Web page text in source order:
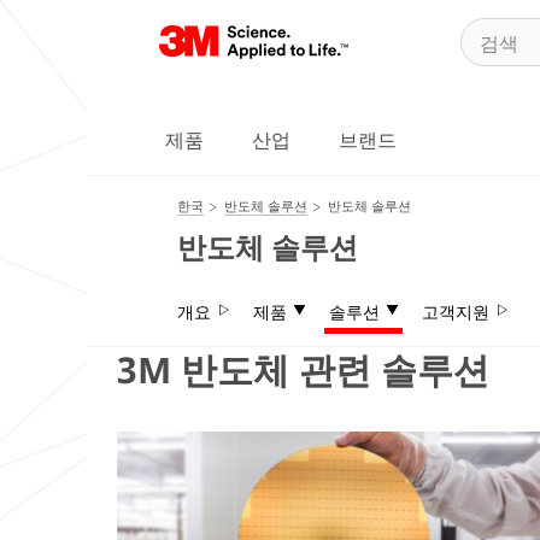
제품 산업 브랜드
한국 반도체 솔루션 반도체 솔루션
반도체 솔루션
개요 제품 솔루션 고객지원
3M 반도체 관련 솔루션